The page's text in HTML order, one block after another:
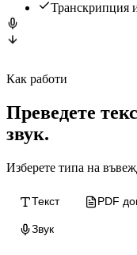
Транскрипция
Как работи
Преведете
звук.
Изберете типа на
Текст PDF
Звук